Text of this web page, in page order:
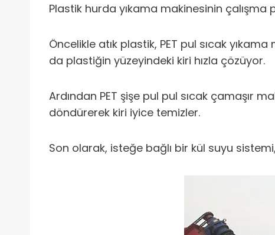
Plastik hurda yıkama makinesinin
Öncelikle atık plastik, PET pul sıcak
da plastiğin yüzeyindeki kiri hızla çözüyor.
Ardından PET şişe pul pul sıcak çamaşır
döndürerek kiri iyice temizler.
Son olarak, isteğe bağlı bir kül suyu